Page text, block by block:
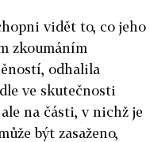
vidět to, co jeho
zkoumáním
odhalila
ve skutečnosti
na části, v nichž je
být zasaženo,